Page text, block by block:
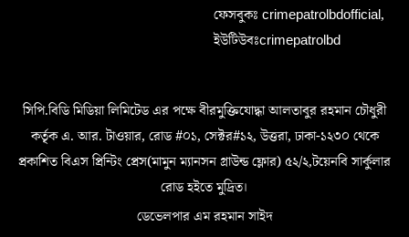
ফেসবুকঃ crimepatrolbdofficial,
ইউটিউবঃcrimepatrolbd
সিপি.বিডি মিডিয়া লিমিটেড এর পক্ষে বীরমুক্তিযোদ্ধা আলতাবুর রহমান চৌধুরী
কর্তৃক এ. আর. টাওয়ার, রোড #০১, সেক্টর#১২, উত্তরা, ঢাকা-১২৩০ থেকে
প্রকাশিত বিএস প্রিন্টিং প্রেস(মামুন ম্যানসন গ্রাউন্ড ফ্লোর) ৫২/২,টয়েনবি সার্কুলার
রোড হইতে মুদ্রিত।
ডেভেলপার এম রহমান সাইদ